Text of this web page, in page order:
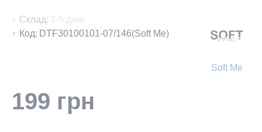
Склад: 3-5 днів
Код: DTF30100101-07/146(Soft Me)
Soft Me
199 грн